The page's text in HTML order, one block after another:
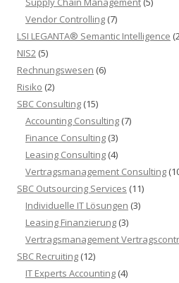
Vendor Controlling (7)
LSI LEGANTA® Semantic Intelligence
NIS2 (5)
Rechnungswesen (6)
Risiko (2)
SBC Consulting (15)
Accounting Consulting (7)
Finance Consulting (3)
Leasing Consulting (4)
Vertragsmanagement Consulting
SBC Outsourcing Services (11)
Individuelle IT Lösungen (3)
Leasing Finanzierung (3)
Vertragsmanagement
SBC Recruiting (12)
IT Experts Accounting (4)